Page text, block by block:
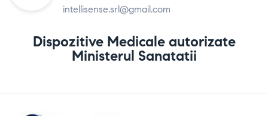
intellisense.srl@gmail.com
Dispozitive Medicale autorizate
Ministerul Sanatatii